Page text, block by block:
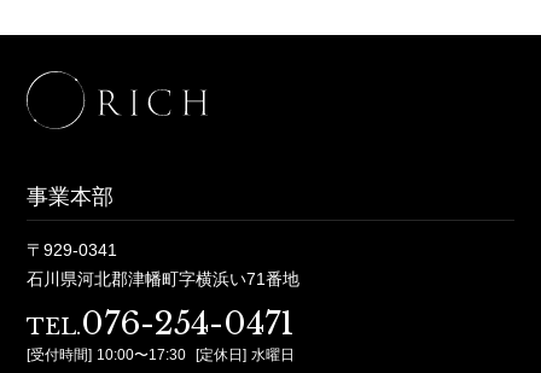
事業本部
〒929-0341
石川県河北郡津幡町字横浜い71番地
TEL.076-254-0471
[受付時間] 10:00〜17:30 [定休日] 水曜日